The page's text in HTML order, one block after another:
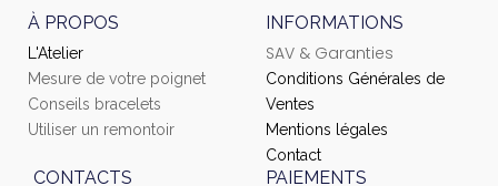
À PROPOS
L'Atelier
Mesure de votre poignet
Conseils bracelets
Utiliser un remontoir
INFORMATIONS
SAV & Garanties
Conditions Générales de
Ventes
Mentions légales
Contact
CONTACTS PAIEMENTS